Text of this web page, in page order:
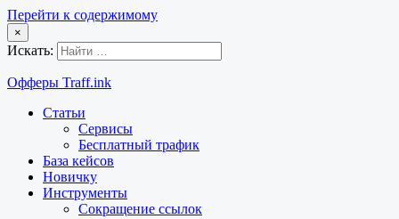
Перейти к содержимому
×
Искать:
Офферы Traff.ink
Статьи
Сервисы
Бесплатный трафик
База кейсов
Новичку
Инструменты
Сокращение ссылок